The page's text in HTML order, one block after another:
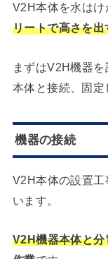
V2H本体を水は
リートで高さを
まずはV2H機器
本体と接続、固定
機器の接続
V2H本体の設置
います。
V2H機器本体と